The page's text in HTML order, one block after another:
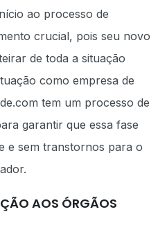
ao processo de
crucial, pois seu novo
de toda a situação
como empresa de
tem um processo de
garantir que essa fase
e sem transtornos para o
AOS ÓRGÃOS